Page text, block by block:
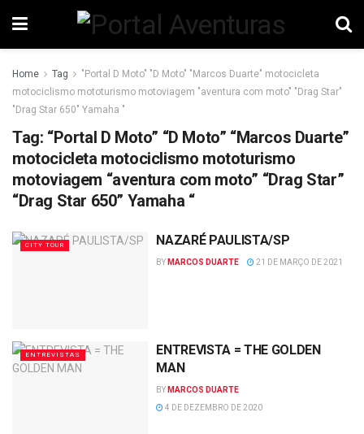
Home Tag
"Portal D Moto" "D Moto" "Marcos Duarte" motocicleta
motociclismo mototurismo motoviagem "aventura com moto" "Drag Star"
"Drag Star 650" Yamaha "
Tag: “Portal D Moto” “D Moto” “Marcos Duarte”
motocicleta motociclismo mototurismo
motoviagem “aventura com moto” “Drag Star”
“Drag Star 650” Yamaha “
CITY TOUR NAZARÉ PAULISTA/SP
BY MARCOS DUARTE 21 DE MARÇO DE 2021
ENTREVISTAS
ENTREVISTA = THE GOLDEN
MAN
BY MARCOS DUARTE
4 DE DEZEMBRO DE 2020